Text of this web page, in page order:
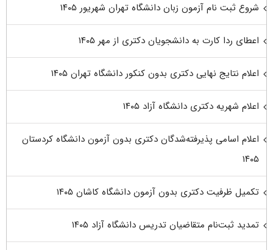
شروع ثبت نام آزمون زبان دانشگاه تهران شهریور ۱۴۰۵
اعطای ردا کارت به دانشجویان دکتری از مهر ۱۴۰۵
اعلام نتایج نهایی دکتری بدون کنکور دانشگاه تهران ۱۴۰۵
اعلام شهریه دکتری دانشگاه آزاد ۱۴۰۵
اعلام اسامی پذیرفته‌شدگان دکتری بدون آزمون دانشگاه کردستان
۱۴۰۵
تکمیل ظرفیت دکتری بدون آزمون دانشگاه کاشان ۱۴۰۵
تمدید ثبت‌نام متقاضیان تدریس دانشگاه آزاد ۱۴۰۵